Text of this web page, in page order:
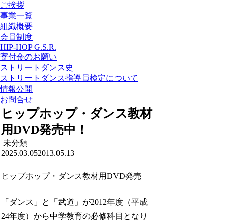
ご挨拶
事業一覧
組織概要
会員制度
HIP-HOP G.S.R.
寄付金のお願い
ストリートダンス史
ストリートダンス指導員検定について
情報公開
お問合せ
ヒップホップ・ダンス教材
用DVD発売中！
未分類
2025.03.052013.05.13
ヒップホップ・ダンス教材用DVD発売
「ダンス」と「武道」が2012年度（平成
24年度）から中学教育の必修科目となり